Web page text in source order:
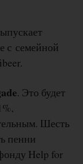
с семейной
. Это будет
Шесть
пенни
Help for